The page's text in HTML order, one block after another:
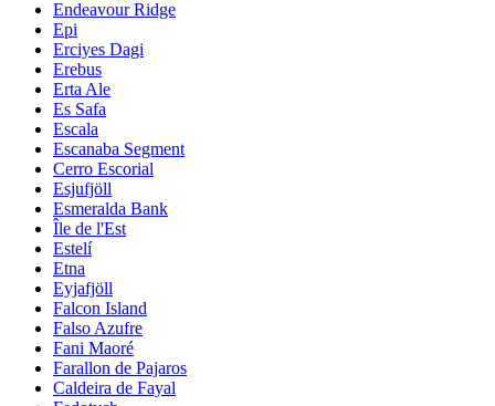
Endeavour Ridge
Epi
Erciyes Dagi
Erebus
Erta Ale
Es Safa
Escala
Escanaba Segment
Cerro Escorial
Esjufjöll
Esmeralda Bank
Île de l'Est
Estelí
Etna
Eyjafjöll
Falcon Island
Falso Azufre
Fani Maoré
Farallon de Pajaros
Caldeira de Fayal